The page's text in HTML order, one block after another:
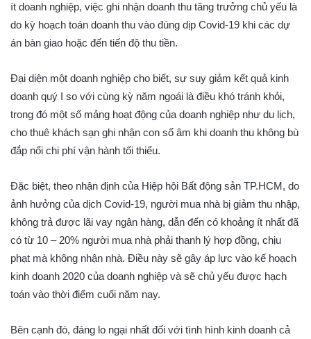
ít doanh nghiệp, việc ghi nhận doanh thu tăng trưởng chủ yếu là
do kỳ hoạch toán doanh thu vào đúng dịp Covid-19 khi các dự
án bàn giao hoặc đến tiến độ thu tiền.
Đại diện một doanh nghiệp cho biết, sự suy giảm kết quả kinh
doanh quý I so với cùng kỳ năm ngoái là điều khó tránh khỏi,
trong đó một số mảng hoạt động của doanh nghiệp như du lịch,
cho thuê khách sạn ghi nhận con số âm khi doanh thu không bù
đắp nổi chi phí vận hành tối thiểu.
Đặc biệt, theo nhận định của Hiệp hội Bất động sản TP.HCM, do
ảnh hưởng của dịch Covid-19, người mua nhà bị giảm thu nhập,
không trả được lãi vay ngân hàng, dẫn đến có khoảng ít nhất đã
có từ 10 – 20% người mua nhà phải thanh lý hợp đồng, chịu
phạt mà không nhận nhà. Điều này sẽ gây áp lực vào kế hoạch
kinh doanh 2020 của doanh nghiệp và sẽ chủ yếu được hạch
toán vào thời điểm cuối năm nay.
Bên cạnh đó, đáng lo ngại nhất đối với tình hình kinh doanh cả